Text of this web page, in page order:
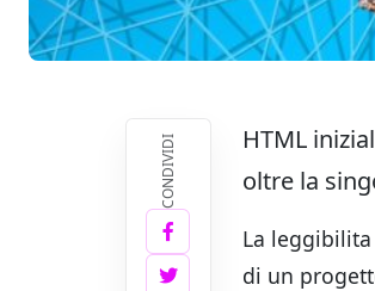
CONDIVIDI
HTML
oltre la
La
di un